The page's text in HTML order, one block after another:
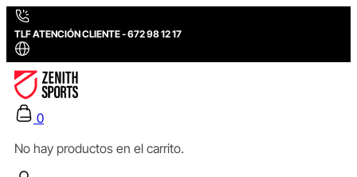
TLF ATENCIÓN CLIENTE - 672 98 12 17
0
No hay productos en el carrito.